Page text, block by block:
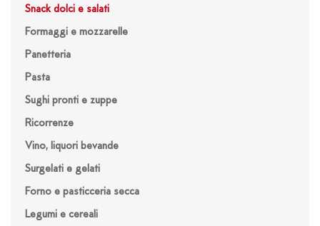
Snack dolci e salati
Formaggi e mozzarelle
Panetteria
Pasta
Sughi pronti e zuppe
Ricorrenze
Vino, liquori bevande
Surgelati e gelati
Forno e pasticceria secca
Legumi e cereali